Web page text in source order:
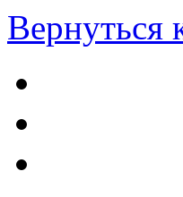
Вернуться